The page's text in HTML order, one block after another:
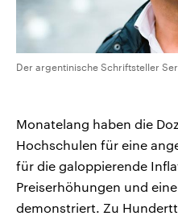
Der argentinische Schriftsteller
Monatelang haben die
Hochschulen für eine
für die galoppierende
Preiserhöhungen und
demonstriert. Zu